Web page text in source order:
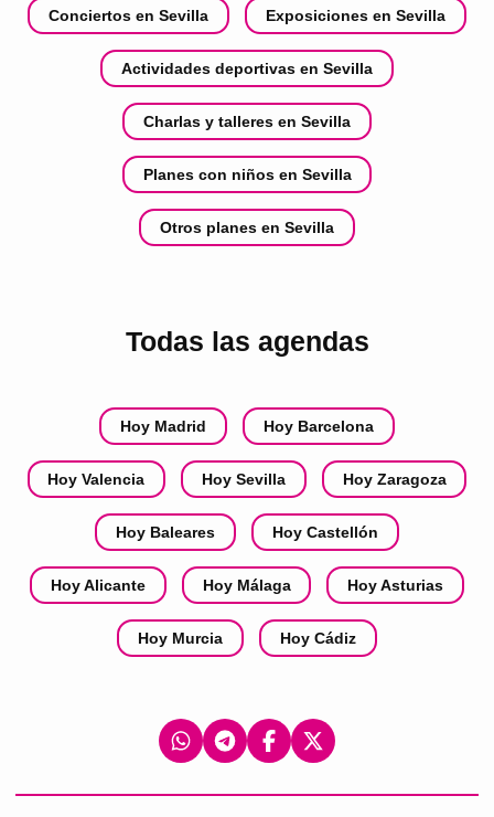
Conciertos en Sevilla Exposiciones en Sevilla
Actividades deportivas en Sevilla
Charlas y talleres en Sevilla
Planes con niños en Sevilla
Otros planes en Sevilla
Todas las agendas
Hoy Madrid Hoy Barcelona
Hoy Valencia Hoy Sevilla Hoy Zaragoza
Hoy Baleares Hoy Castellón
Hoy Alicante Hoy Málaga Hoy Asturias
Hoy Murcia Hoy Cádiz